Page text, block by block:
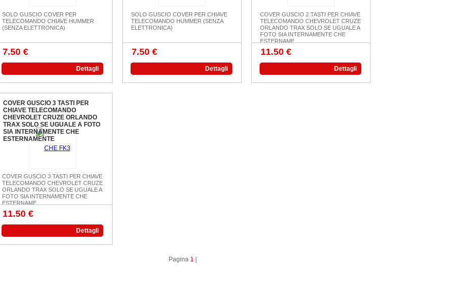
SOLO GUSCIO COVER PER
TELECOMANDO CHIAVE HUMMER
(SENZA ELETTRONICA)
7.50 €
Dettagli
SOLO GUSCIO COVER PER CHIAVE
TELECOMANDO HUMMER (SENZA
ELETTRONICA)
7.50 €
Dettagli
COVER GUSCIO 2 TASTI PER CHIAVE
TELECOMANDO CHEVROLET CRUZE
ORLANDO TRAX SOLO SE UGUALE A
FOTO SIA INTERNAMENTE CHE
ESTERNAME...
11.50 €
Dettagli
COVER GUSCIO 3 TASTI PER
CHIAVE TELECOMANDO
CHEVROLET CRUZE ORLANDO
TRAX SOLO SE UGUALE A FOTO
SIA INTERNAMENTE CHE
ESTERNAMENTE
COVER GUSCIO 3 TASTI PER CHIAVE
TELECOMANDO CHEVROLET CRUZE
ORLANDO TRAX SOLO SE UGUALE A
FOTO SIA INTERNAMENTE CHE
ESTERNAME...
11.50 €
Dettagli
Pagina 1